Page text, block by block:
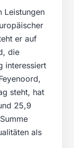
Leistungen
er auf
die
interessiert
steht, hat
25,9
als